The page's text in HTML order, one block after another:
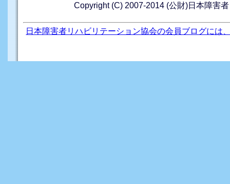
Copyright (C) 2007-2014 (公財)日本障害
日本障害者リハビリテーション協会の会員ブログには